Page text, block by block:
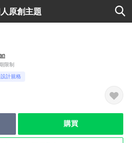
原創主題
限制
計規格
購買